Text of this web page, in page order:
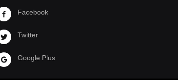
Facebook
Twitter
Google Plus